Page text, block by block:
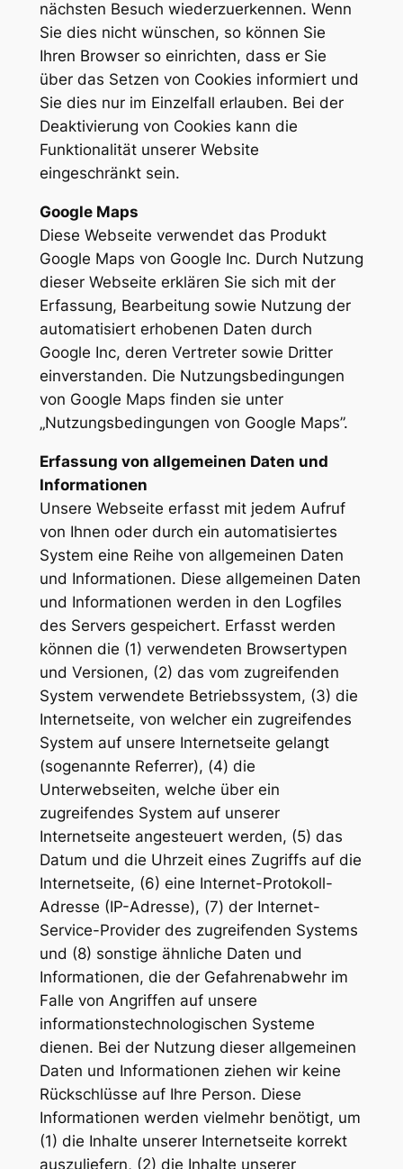
nächsten Besuch wiederzuerkennen. Wenn
Sie dies nicht wünschen, so können Sie
Ihren Browser so einrichten, dass er Sie
über das Setzen von Cookies informiert und
Sie dies nur im Einzelfall erlauben. Bei der
Deaktivierung von Cookies kann die
Funktionalität unserer Website
eingeschränkt sein.
Google Maps
Diese Webseite verwendet das Produkt
Google Maps von Google Inc. Durch Nutzung
dieser Webseite erklären Sie sich mit der
Erfassung, Bearbeitung sowie Nutzung der
automatisiert erhobenen Daten durch
Google Inc, deren Vertreter sowie Dritter
einverstanden. Die Nutzungsbedingungen
von Google Maps finden sie unter
„Nutzungsbedingungen von Google Maps”.
Erfassung von allgemeinen Daten und
Informationen
Unsere Webseite erfasst mit jedem Aufruf
von Ihnen oder durch ein automatisiertes
System eine Reihe von allgemeinen Daten
und Informationen. Diese allgemeinen Daten
und Informationen werden in den Logfiles
des Servers gespeichert. Erfasst werden
können die (1) verwendeten Browsertypen
und Versionen, (2) das vom zugreifenden
System verwendete Betriebssystem, (3) die
Internetseite, von welcher ein zugreifendes
System auf unsere Internetseite gelangt
(sogenannte Referrer), (4) die
Unterwebseiten, welche über ein
zugreifendes System auf unserer
Internetseite angesteuert werden, (5) das
Datum und die Uhrzeit eines Zugriffs auf die
Internetseite, (6) eine Internet-Protokoll-
Adresse (IP-Adresse), (7) der Internet-
Service-Provider des zugreifenden Systems
und (8) sonstige ähnliche Daten und
Informationen, die der Gefahrenabwehr im
Falle von Angriffen auf unsere
informationstechnologischen Systeme
dienen. Bei der Nutzung dieser allgemeinen
Daten und Informationen ziehen wir keine
Rückschlüsse auf Ihre Person. Diese
Informationen werden vielmehr benötigt, um
(1) die Inhalte unserer Internetseite korrekt
auszuliefern, (2) die Inhalte unserer